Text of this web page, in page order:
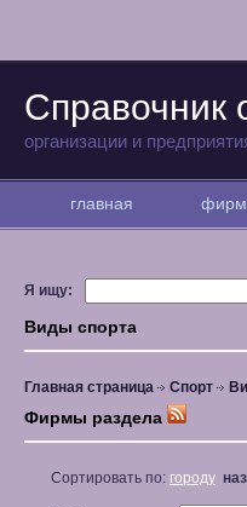
Справочник
организации и
главная
Я ищу:
Виды спорта
Главная страница Спорт
Фирмы раздела
Сортировать по: городу